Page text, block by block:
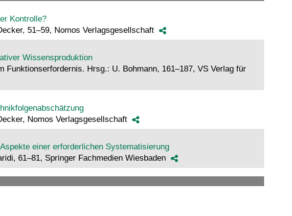
Kontrolle?
51–59, Nomos Verlagsgesellschaft
Wissensproduktion
Hrsg.: U. Bohmann, 161–187, VS Verlag für
Nomos Verlagsgesellschaft
einer erforderlichen Systematisierung
61–81, Springer Fachmedien Wiesbaden